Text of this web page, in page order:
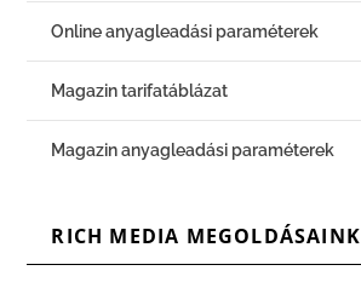
Online anyagleadási paraméterek
Magazin tarifatáblázat
Magazin anyagleadási paraméterek
RICH MEDIA MEGOLDÁSAINK